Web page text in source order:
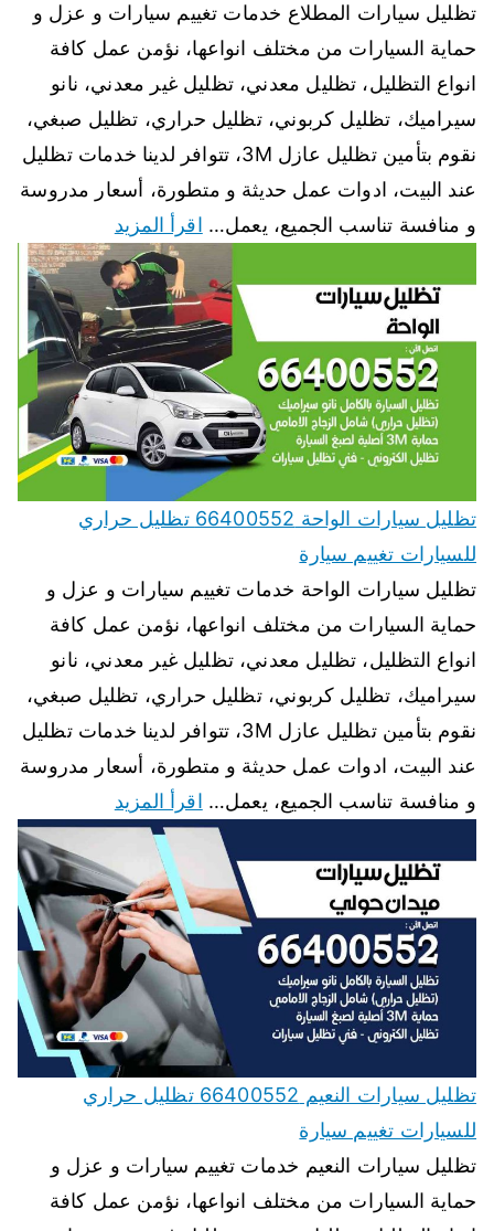
تظليل سيارات المطلاع خدمات تغييم سيارات و عزل و
حماية السيارات من مختلف انواعها، نؤمن عمل كافة
انواع التظليل، تظليل معدني، تظليل غير معدني، نانو
سيراميك، تظليل كربوني، تظليل حراري، تظليل صبغي،
نقوم بتأمين تظليل عازل 3M، تتوافر لدينا خدمات تظليل
عند البيت، ادوات عمل حديثة و متطورة، أسعار مدروسة
و منافسة تناسب الجميع، يعمل… اقرأ المزيد
تظليل سيارات الواحة 66400552 تظليل حراري
للسيارات تغييم سيارة
تظليل سيارات الواحة خدمات تغييم سيارات و عزل و
حماية السيارات من مختلف انواعها، نؤمن عمل كافة
انواع التظليل، تظليل معدني، تظليل غير معدني، نانو
سيراميك، تظليل كربوني، تظليل حراري، تظليل صبغي،
نقوم بتأمين تظليل عازل 3M، تتوافر لدينا خدمات تظليل
عند البيت، ادوات عمل حديثة و متطورة، أسعار مدروسة
و منافسة تناسب الجميع، يعمل… اقرأ المزيد
تظليل سيارات النعيم 66400552 تظليل حراري
للسيارات تغييم سيارة
تظليل سيارات النعيم خدمات تغييم سيارات و عزل و
حماية السيارات من مختلف انواعها، نؤمن عمل كافة